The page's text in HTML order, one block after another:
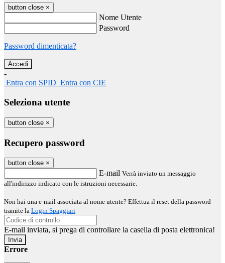
button close ×
Nome Utente
Password
Password dimenticata?
-
Entra con SPID Entra con CIE
Seleziona utente
button close ×
Recupero password
button close ×
E-mail Verrà inviato un messaggio
all'indirizzo indicato con le istruzioni necessarie.
Non hai una e-mail associata al nome utente? Effettua il reset della password
tramite la Login Spaggiari
E-mail inviata, si prega di controllare la casella di posta elettronica!
Errore